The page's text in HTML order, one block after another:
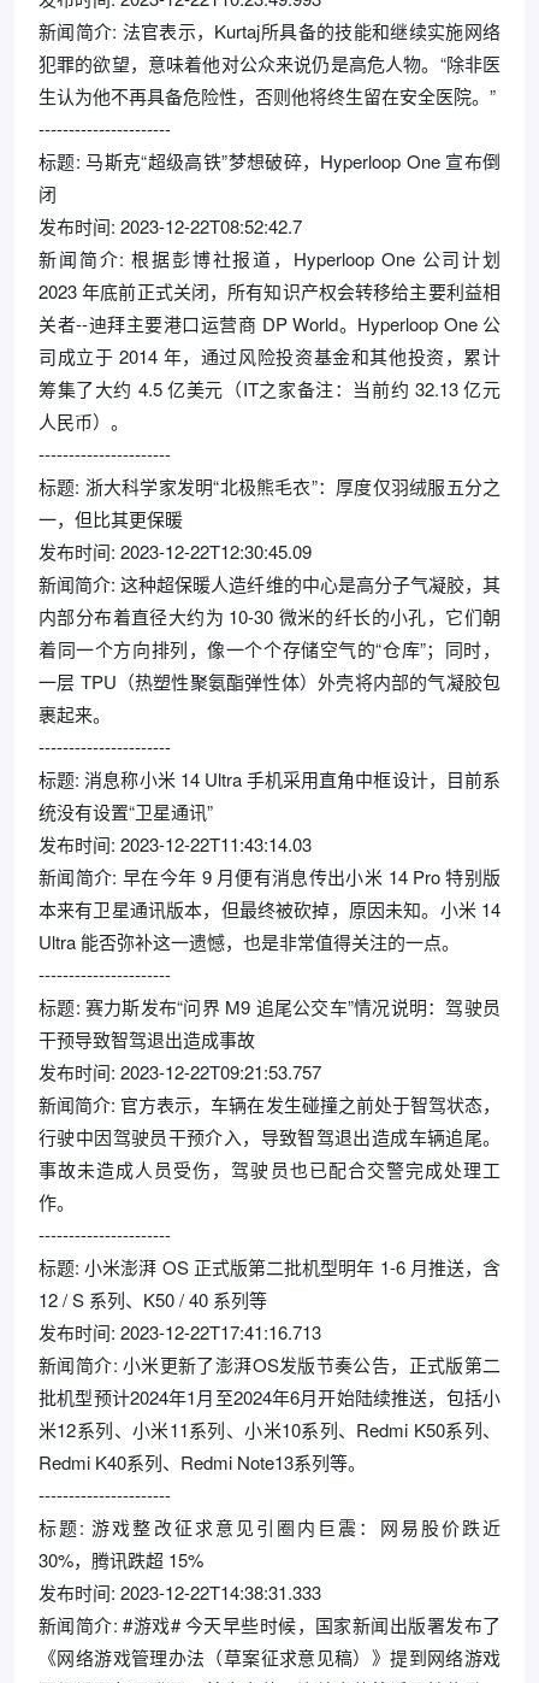
新闻简介: 法官表示，Kurtaj所具备的技能和继续实施网络
犯罪的欲望，意味着他对公众来说仍是高危人物。“除非医
生认为他不再具备危险性，否则他将终生留在安全医院。”
----------------------
标题: 马斯克“超级高铁”梦想破碎，Hyperloop One 宣布倒
闭
发布时间: 2023-12-22T08:52:42.7
新闻简介: 根据彭博社报道，Hyperloop One 公司计划
2023 年底前正式关闭，所有知识产权会转移给主要利益相
关者--迪拜主要港口运营商 DP World。Hyperloop One 公
司成立于 2014 年，通过风险投资基金和其他投资，累计
筹集了大约 4.5 亿美元（IT之家备注：当前约 32.13 亿元
人民币）。
----------------------
标题: 浙大科学家发明“北极熊毛衣”：厚度仅羽绒服五分之
一，但比其更保暖
发布时间: 2023-12-22T12:30:45.09
新闻简介: 这种超保暖人造纤维的中心是高分子气凝胶，其
内部分布着直径大约为 10-30 微米的纤长的小孔，它们朝
着同一个方向排列，像一个个存储空气的“仓库”；同时，
一层 TPU（热塑性聚氨酯弹性体）外壳将内部的气凝胶包
裹起来。
----------------------
标题: 消息称小米 14 Ultra 手机采用直角中框设计，目前系
统没有设置“卫星通讯”
发布时间: 2023-12-22T11:43:14.03
新闻简介: 早在今年 9 月便有消息传出小米 14 Pro 特别版
本来有卫星通讯版本，但最终被砍掉，原因未知。小米 14
Ultra 能否弥补这一遗憾，也是非常值得关注的一点。
----------------------
标题: 赛力斯发布“问界 M9 追尾公交车”情况说明：驾驶员
干预导致智驾退出造成事故
发布时间: 2023-12-22T09:21:53.757
新闻简介: 官方表示，车辆在发生碰撞之前处于智驾状态，
行驶中因驾驶员干预介入，导致智驾退出造成车辆追尾。
事故未造成人员受伤，驾驶员也已配合交警完成处理工
作。
----------------------
标题: 小米澎湃 OS 正式版第二批机型明年 1-6 月推送，含
12 / S 系列、K50 / 40 系列等
发布时间: 2023-12-22T17:41:16.713
新闻简介: 小米更新了澎湃OS发版节奏公告，正式版第二
批机型预计2024年1月至2024年6月开始陆续推送，包括小
米12系列、小米11系列、小米10系列、Redmi K50系列、
Redmi K40系列、Redmi Note13系列等。
----------------------
标题: 游戏整改征求意见引圈内巨震：网易股价跌近
30%，腾讯跌超 15%
发布时间: 2023-12-22T14:38:31.333
新闻简介: #游戏# 今天早些时候，国家新闻出版署发布了
《网络游戏管理办法（草案征求意见稿）》提到网络游戏